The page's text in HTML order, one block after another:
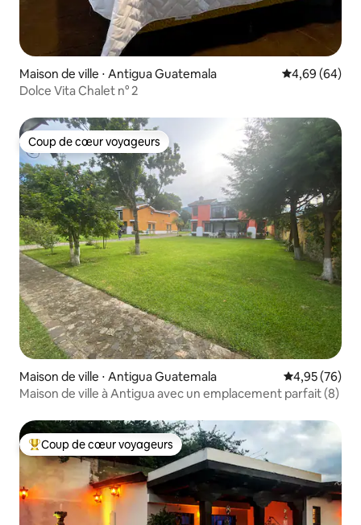
Maison de ville ⋅ Antigua Guatemala Évaluation
4,69 (64)
Dolce Vita Chalet n° 2
Coup de cœur voyageurs
Coup de cœur voyageurs
Maison de ville ⋅ Antigua Guatemala Évaluation
4,95 (76)
Maison de ville à Antigua avec un emplacement parfait (8)
Coups de cœur voyageurs les plus appréciés
Coup de cœur voyageurs